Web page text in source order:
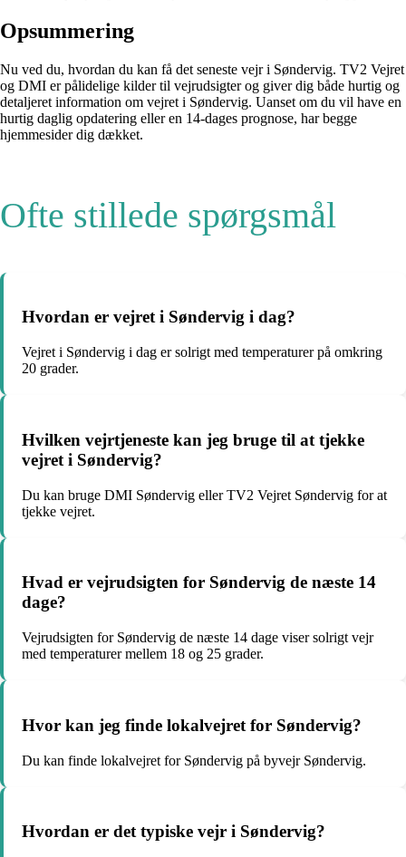
Opsummering
Nu ved du, hvordan du kan få det seneste vejr i Søndervig. TV2 Vejret
og DMI er pålidelige kilder til vejrudsigter og giver dig både hurtig og
detaljeret information om vejret i Søndervig. Uanset om du vil have en
hurtig daglig opdatering eller en 14-dages prognose, har begge
hjemmesider dig dækket.
Ofte stillede spørgsmål
Hvordan er vejret i Søndervig i dag?
Vejret i Søndervig i dag er solrigt med temperaturer på omkring
20 grader.
Hvilken vejrtjeneste kan jeg bruge til at tjekke
vejret i Søndervig?
Du kan bruge DMI Søndervig eller TV2 Vejret Søndervig for at
tjekke vejret.
Hvad er vejrudsigten for Søndervig de næste 14
dage?
Vejrudsigten for Søndervig de næste 14 dage viser solrigt vejr
med temperaturer mellem 18 og 25 grader.
Hvor kan jeg finde lokalvejret for Søndervig?
Du kan finde lokalvejret for Søndervig på byvejr Søndervig.
Hvordan er det typiske vejr i Søndervig?